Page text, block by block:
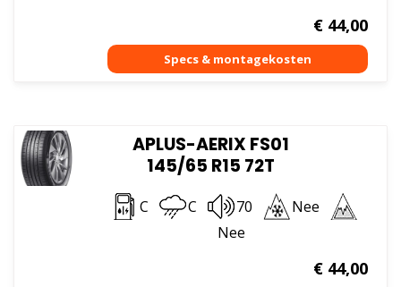
€44,00
APLUS-AERIX FS01
145/65 R15 72T
C C 70
Nee
Nee
€44,00